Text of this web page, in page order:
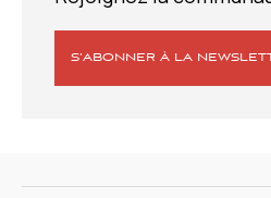
S’ABONNER À LA